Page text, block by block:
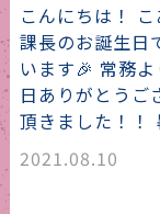
こんにちは！
課長のお誕生日
います🎉 常務
日ありがとうご
頂きました！！
2021.08.10